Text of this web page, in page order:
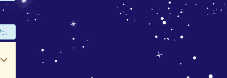
。